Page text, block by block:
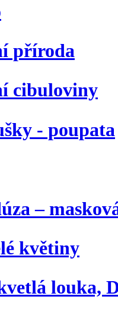
příroda
cibuloviny
- poupata
–
květiny
louka,